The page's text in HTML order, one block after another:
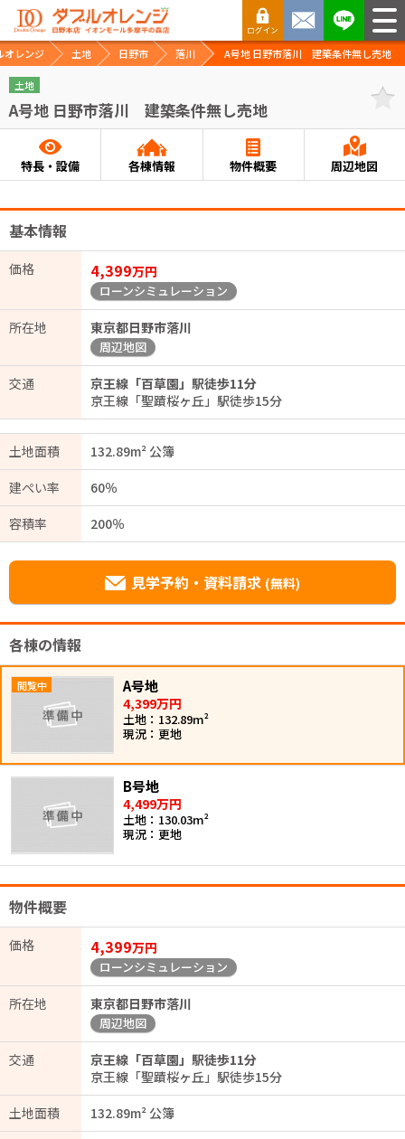
オレンジ 土地 日野市 落川 A号地 日野市落川 建築条件無し売地
土地
A号地 日野市落川 建築条件無し売地
特長・設備 各棟情報 物件概要 周辺地図
基本情報
価格 4,399万円
ローンシミュレーション
所在地 東京都日野市落川
周辺地図
交通
京王線「百草園」駅徒歩11分
京王線「聖蹟桜ヶ丘」駅徒歩15分
土地面積
132.89m² 公簿
建ぺい率
60％
容積率
200％
見学予約・資料請求 (無料)
各棟の情報
A号地
4,399万円
土地：132.89m²
現況：更地
B号地
4,499万円
土地：130.03m²
現況：更地
物件概要
価格 4,399万円
ローンシミュレーション
所在地 東京都日野市落川
周辺地図
交通
京王線「百草園」駅徒歩11分
京王線「聖蹟桜ヶ丘」駅徒歩15分
土地面積
132.89m² 公簿